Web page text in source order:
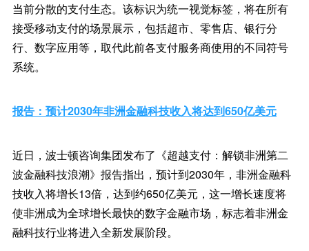
当前分散的支付生态。该标识为统一视觉标签，将在所有
接受移动支付的场景展示，包括超市、零售店、银行分
行、数字应用等，取代此前各支付服务商使用的不同符号
系统。
报告：预计2030年非洲金融科技收入将达到650亿美元
近日，波士顿咨询集团发布了《超越支付：解锁非洲第二
波金融科技浪潮》报告指出，预计到2030年，非洲金融科
技收入将增长13倍，达到约650亿美元，这一增长速度将
使非洲成为全球增长最快的数字金融市场，标志着非洲金
融科技行业将进入全新发展阶段。